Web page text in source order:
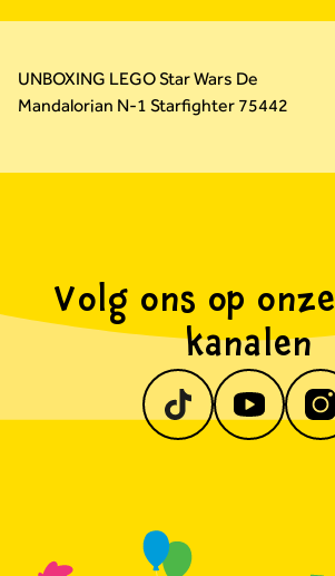
UNBOXING LEGO Star Wars De
Mandalorian N-1 Starfighter 75442
Volg ons op
kanalen